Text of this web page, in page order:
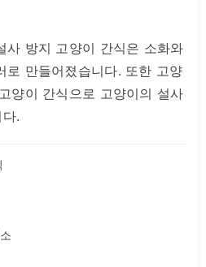
사 방지 고양이 간식은 소화와
로 만들어졌습니다. 또한 고양
양이 간식으로 고양이의 설사
.